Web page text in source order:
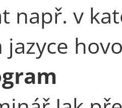
např. v
jazyce